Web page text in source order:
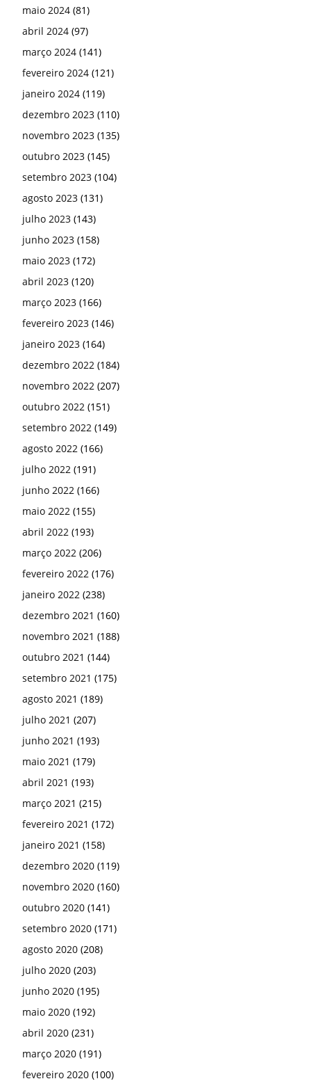
maio 2024 (81)
abril 2024 (97)
março 2024 (141)
fevereiro 2024 (121)
janeiro 2024 (119)
dezembro 2023 (110)
novembro 2023 (135)
outubro 2023 (145)
setembro 2023 (104)
agosto 2023 (131)
julho 2023 (143)
junho 2023 (158)
maio 2023 (172)
abril 2023 (120)
março 2023 (166)
fevereiro 2023 (146)
janeiro 2023 (164)
dezembro 2022 (184)
novembro 2022 (207)
outubro 2022 (151)
setembro 2022 (149)
agosto 2022 (166)
julho 2022 (191)
junho 2022 (166)
maio 2022 (155)
abril 2022 (193)
março 2022 (206)
fevereiro 2022 (176)
janeiro 2022 (238)
dezembro 2021 (160)
novembro 2021 (188)
outubro 2021 (144)
setembro 2021 (175)
agosto 2021 (189)
julho 2021 (207)
junho 2021 (193)
maio 2021 (179)
abril 2021 (193)
março 2021 (215)
fevereiro 2021 (172)
janeiro 2021 (158)
dezembro 2020 (119)
novembro 2020 (160)
outubro 2020 (141)
setembro 2020 (171)
agosto 2020 (208)
julho 2020 (203)
junho 2020 (195)
maio 2020 (192)
abril 2020 (231)
março 2020 (191)
fevereiro 2020 (100)